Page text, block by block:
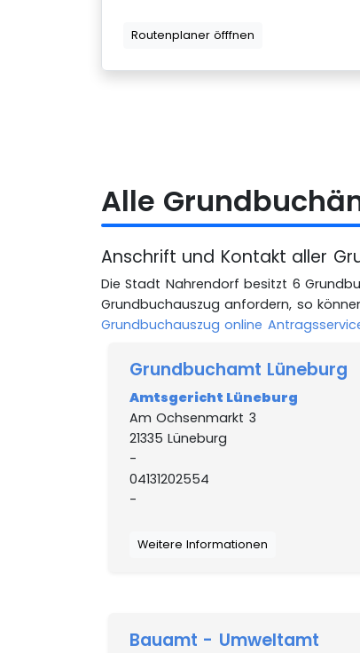
Routenplaner öfffnen
Alle
Anschrift und Kontakt aller
Die Stadt Nahrendorf besitzt 6
Grundbuchauszug anfordern, so
Grundbuchauszug online
Grundbuchamt Lüneburg
Amtsgericht Lüneburg
Am Ochsenmarkt 3
21335 Lüneburg
-
04131202554
-
Weitere Informationen
Bauamt - Umweltamt